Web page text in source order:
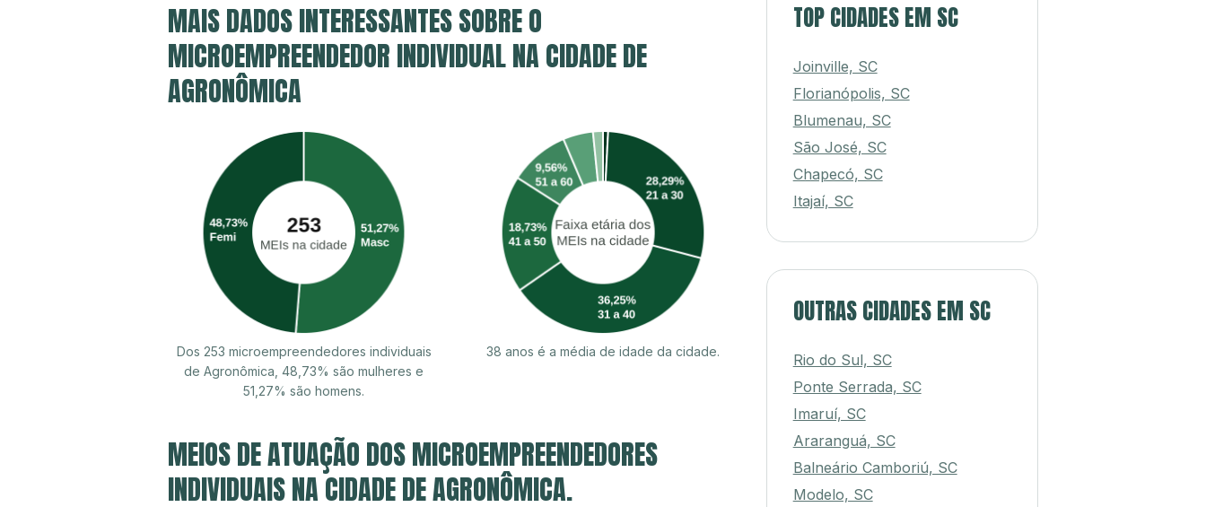
MAIS DADOS INTERESSANTES SOBRE O
MICROEMPREENDEDOR INDIVIDUAL NA CIDADE DE
AGRONÔMICA
Dos 253 microempreendedores individuais
de Agronômica, 48,73% são mulheres e
51,27% são homens.
38 anos é a média de idade da cidade.
MEIOS DE ATUAÇÃO DOS MICROEMPREENDEDORES
INDIVIDUAIS NA CIDADE DE AGRONÔMICA.
TOP CIDADES EM SC
Joinville, SC
Florianópolis, SC
Blumenau, SC
São José, SC
Chapecó, SC
OUTRAS CIDADES EM SC
Rio do Sul, SC
Ponte Serrada, SC
Imaruí, SC
Araranguá, SC
Balneário Camboriú, SC